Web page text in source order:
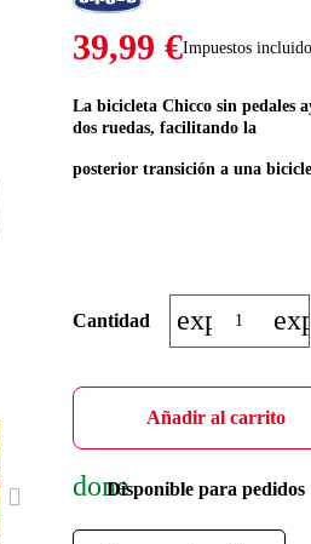
39,99 €Impuestos
La bicicleta Chicco sin pedales
dos ruedas, facilitando la
posterior transición a una
Cantidad
Añadir al carrito
doneDisponible para pedidos